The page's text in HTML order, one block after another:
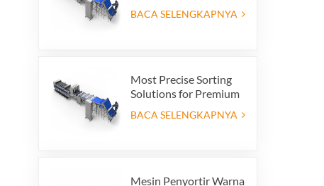
Nilai Produk dan
BACA SELENGKAPNYA
Most Precise Sorting
Solutions for Premium
Grader powered by
BACA SELENGKAPNYA
Mesin Penyortir Warna